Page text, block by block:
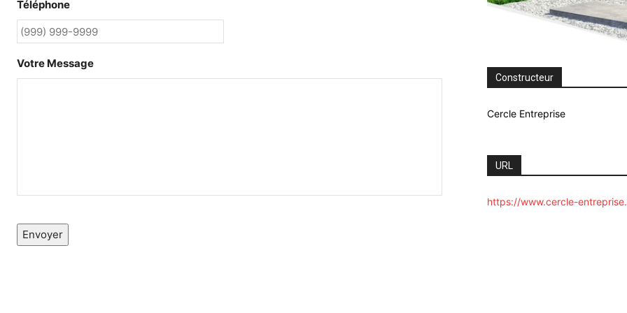
Téléphone
Votre Message
Envoyer
Constructeur
Cercle Entreprise
URL
https://www.cercle-